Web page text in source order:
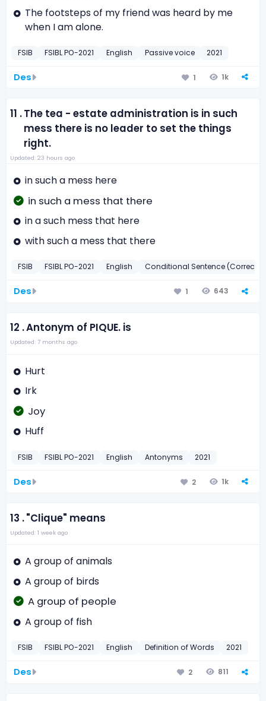
The footsteps of my friend was heard by me
when I am alone.
FSIB FSIBL PO-2021 English Passive voice 2021
Des 1 1k
11 .The tea - estate administration is in such
mess there is no leader to set the things
right.
Updated: 23 hours ago
in such a mess here
in such a mess that there
in a such mess that here
with such a mess that there
FSIB FSIBL PO-2021 English Conditional Sentence
Des 1 643
12 .Antonym of PIQUE. is
Updated: 7 months ago
Hurt
Irk
Joy
Huff
FSIB FSIBL PO-2021 English Antonyms 2021
Des 2 1k
13 ."Clique" means
Updated: 1 week ago
A group of animals
A group of birds
A group of people
A group of fish
FSIB FSIBL PO-2021 English Definition of Words 2021
Des 2 811